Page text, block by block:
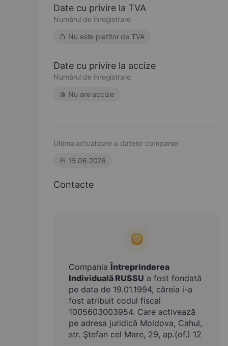
Date cu privire la TVA
Numărul de înregistrare
Nu este platitor de TVA
Date cu privire la accize
Numărul de înregistrare
Nu are accize
Ultima actualizare a datelor companiei
15.06.2026
Contacte
CompaniaÎntreprinderea
Individuală RUSSU a fost fondată
pe data de 19.01.1994, căreia i-a
fost atribuit codul fiscal
1005603003954. Care activează
pe adresa juridică Moldova, Cahul,
str. Ştefan cel Mare, 29, ap.(of.) 12